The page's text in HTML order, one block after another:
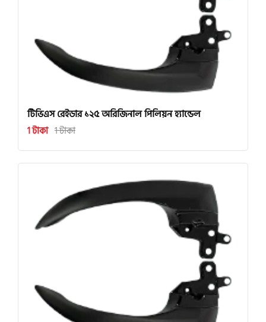
টিভিএস রেইডার ১২৫ অরিজিনাল পিলিয়ন হ্যান্ডেল
1 টাকা 1 টাকা